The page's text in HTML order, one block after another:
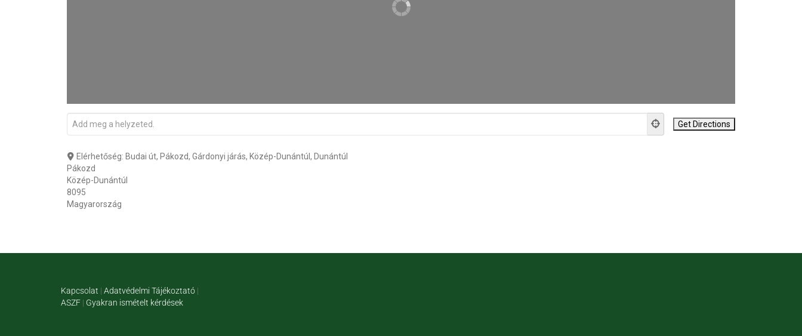
Elérhetőség: Budai út, Pákozd, Gárdonyi járás, Közép-Dunántúl, Dunántúl
Pákozd
Közép-Dunántúl
8095
Magyarország
Kapcsolat | Adatvédelmi Tájékoztató |
ASZF | Gyakran ismételt kérdések